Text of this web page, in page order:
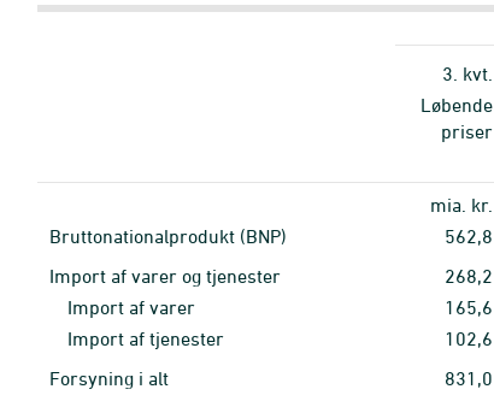
3. kvt.
Løbende
priser
mia. kr.
Bruttonationalprodukt (BNP)
562,8
Import af varer og tjenester
268,2
Import af varer
165,6
Import af tjenester
102,6
Forsyning i alt
831,0